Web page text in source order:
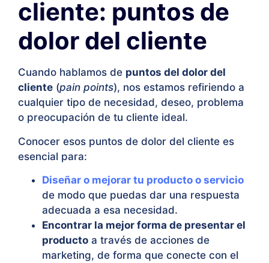
cliente: puntos de
dolor del cliente
Cuando hablamos de puntos del dolor del
cliente (pain points), nos estamos refiriendo a
cualquier tipo de necesidad, deseo, problema
o preocupación de tu cliente ideal.
Conocer esos puntos de dolor del cliente es
esencial para:
Diseñar o mejorar tu producto o servicio
de modo que puedas dar una respuesta
adecuada a esa necesidad.
Encontrar la mejor forma de presentar el
producto a través de acciones de
marketing, de forma que conecte con el